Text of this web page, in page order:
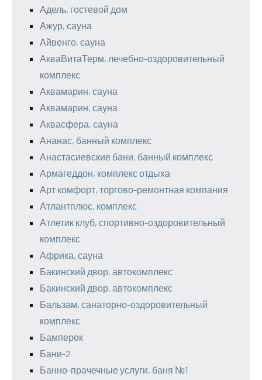
Адель, гостевой дом
Ажур, сауна
Айвенго, сауна
АкваВитаТерм, лечебно-оздоровительный
комплекс
Аквамарин, сауна
Аквамарин, сауна
Аквасфера, сауна
Ананас, банный комплекс
Анастасиевские бани, банный комплекс
Армагеддон, комплекс отдыха
Арт комфорт, торгово-ремонтная компания
Атлантплюс, комплекс
Атлетик клуб, спортивно-оздоровительный
комплекс
Африка, сауна
Бакинский двор, автокомплекс
Бакинский двор, автокомплекс
Бальзам, санаторно-оздоровительный
комплекс
Бамперок
Бани-2
Банно-прачечные услуги, баня №1